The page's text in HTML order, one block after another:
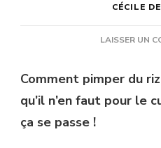
CÉCILE
LAISSER UN
Comment pimper du
qu’il n’en faut pour le
ça se passe !